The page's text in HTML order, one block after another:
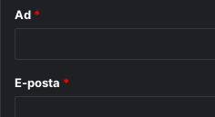
Ad *
E-posta *